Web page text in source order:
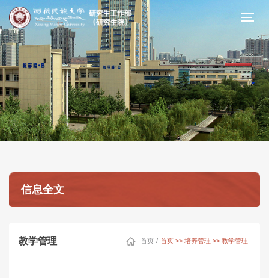
信息全文
教学管理 首页 / 首页 >> 培养管理 >> 教学管理